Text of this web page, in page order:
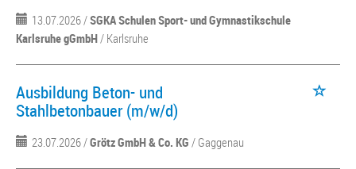
13.07.2026 /SGKA Schulen Sport- und Gymnastikschule
Karlsruhe gGmbH/ Karlsruhe
Ausbildung Beton- und
Stahlbetonbauer (m/w/d)
23.07.2026 /Grötz GmbH & Co. KG / Gaggenau